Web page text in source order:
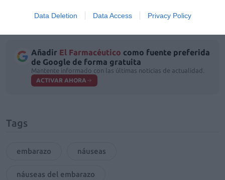
Data Deletion Data Access Privacy Policy
and vomiting of pregnancy. Ther Drug Monit. 2012
Añadir El Farmacéutico como fuente preferida
de Google de forma gratuita
Mantente informado con las últimas noticias de actualidad.
ACTIVAR AHORA
Tags
embarazo náuseas
náuseas del embarazo